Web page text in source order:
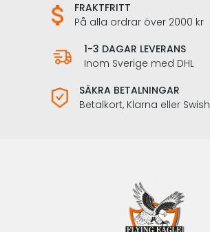
FRAKTFRITT
På alla ordrar över 2000 kr
1-3 DAGAR LEVERANS
Inom Sverige med DHL
SÄKRA BETALNINGAR
Betalkort, Klarna eller Swish